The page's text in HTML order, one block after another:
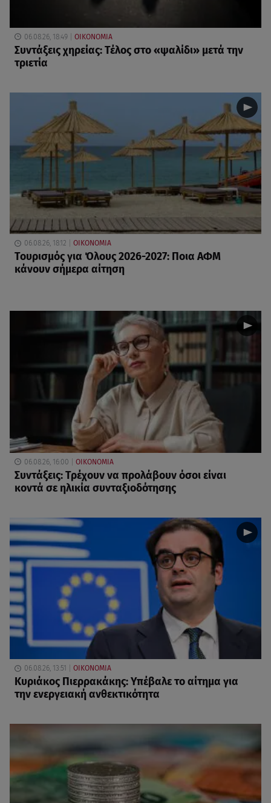
06.08.26, 18:49 ΟΙΚΟΝΟΜΙΑ
Συντάξεις χηρείας: Τέλος στο «ψαλίδι» μετά την
τριετία
06.08.26, 18:12 ΟΙΚΟΝΟΜΙΑ
Τουρισμός για Όλους 2026-2027: Ποια ΑΦΜ
κάνουν σήμερα αίτηση
06.08.26, 16:00 ΟΙΚΟΝΟΜΙΑ
Συντάξεις: Τρέχουν να προλάβουν όσοι είναι
κοντά σε ηλικία συνταξιοδότησης
06.08.26, 13:51 ΟΙΚΟΝΟΜΙΑ
Κυριάκος Πιερρακάκης: Υπέβαλε το αίτημα για
την ενεργειακή ανθεκτικότητα